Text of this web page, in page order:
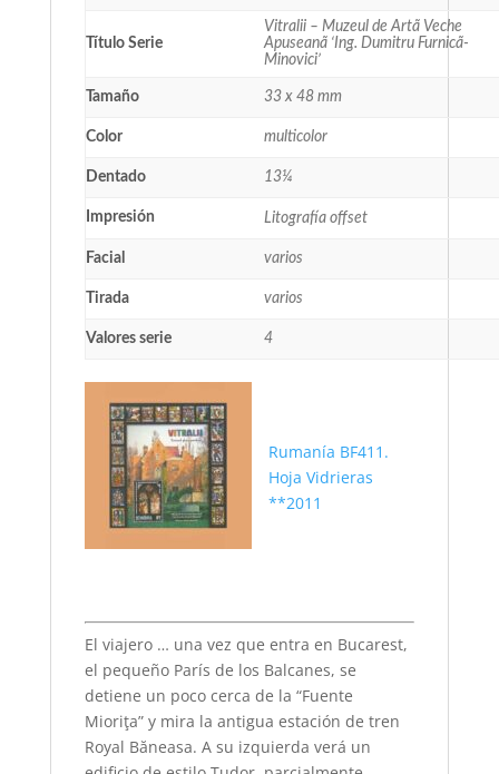
Título Serie
Vitralii – Muzeul de Artã Veche
Apuseanã ‘Ing. Dumitru Furnicã-
Minovici’
Tamaño 33 x 48 mm
Color multicolor
Dentado 13¼
Impresión Litografía offset
Facial varios
Tirada varios
Valores serie 4
Rumanía BF411.
Hoja Vidrieras
**2011
El viajero … una vez que entra en Bucarest,
el pequeño París de los Balcanes, se
detiene un poco cerca de la “Fuente
Mioriţa” y mira la antigua estación de tren
Royal Băneasa. A su izquierda verá un